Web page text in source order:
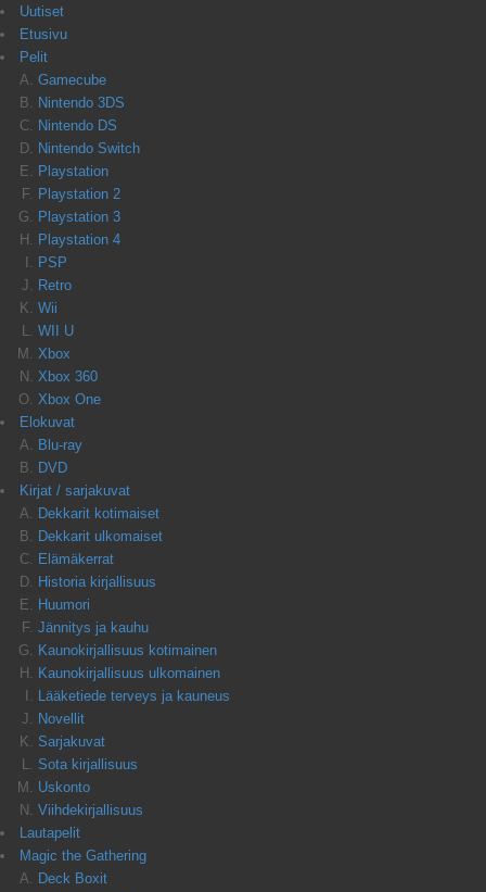
Uutiset
Etusivu
Pelit
Gamecube
Nintendo 3DS
Nintendo DS
Nintendo Switch
Playstation
Playstation 2
Playstation 3
Playstation 4
PSP
Retro
Wii
WII U
Xbox
Xbox 360
Xbox One
Elokuvat
Blu-ray
DVD
Kirjat / sarjakuvat
Dekkarit kotimaiset
Dekkarit ulkomaiset
Elämäkerrat
Historia kirjallisuus
Huumori
Jännitys ja kauhu
Kaunokirjallisuus kotimainen
Kaunokirjallisuus ulkomainen
Lääketiede terveys ja kauneus
Novellit
Sarjakuvat
Sota kirjallisuus
Uskonto
Viihdekirjallisuus
Lautapelit
Magic the Gathering
Deck Boxit